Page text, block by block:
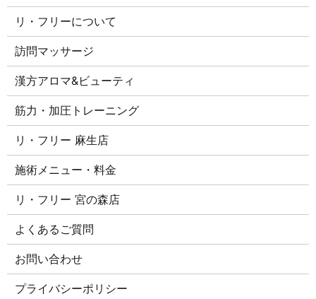
リ・フリーについて
訪問マッサージ
漢方アロマ&ビューティ
筋力・加圧トレーニング
リ・フリー 麻生店
施術メニュー・料金
リ・フリー 宮の森店
よくあるご質問
お問い合わせ
プライバシーポリシー